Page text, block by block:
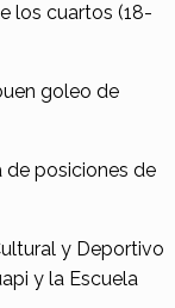
los cuartos (18-
goleo de
de posiciones de
y Deportivo
y la Escuela